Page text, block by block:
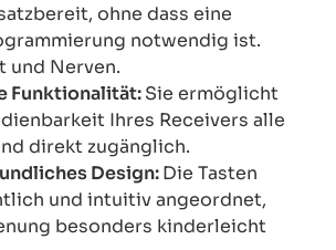
ohne dass eine
notwendig ist.
und Nerven.
Funktionalität:Sie ermöglicht
Ihres Receivers alle
direkt zugänglich.
Design:Die Tasten
und intuitiv angeordnet,
besonders kinderleicht